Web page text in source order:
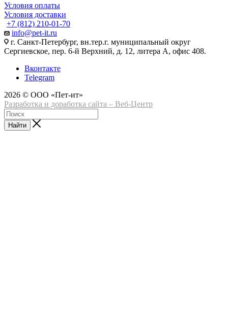
Условия оплаты
Условия доставки
+7 (812) 210-01-70
info@pet-it.ru
г. Санкт-Петербург, вн.тер.г. муниципальный округ
Сергиевское, пер. 6-й Верхний, д. 12, литера А, офис 408.
Вконтакте
Telegram
2026 © ООО «Пет-ит»
Разработка и доработка сайта – Веб-Центр
Найти